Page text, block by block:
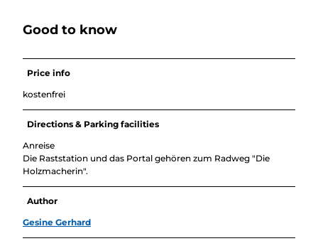
Good to know
Price info
kostenfrei
Directions & Parking facilities
Anreise
Die Raststation und das Portal gehören zum Radweg "Die
Holzmacherin".
Author
Gesine Gerhard